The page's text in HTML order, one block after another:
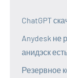
ChatGPT
Anydesk не
анидэск
Резервное